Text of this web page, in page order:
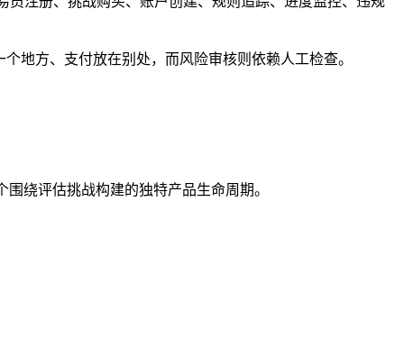
地方、支付放在别处，而风险审核则依赖人工检查。
绕评估挑战构建的独特产品生命周期。